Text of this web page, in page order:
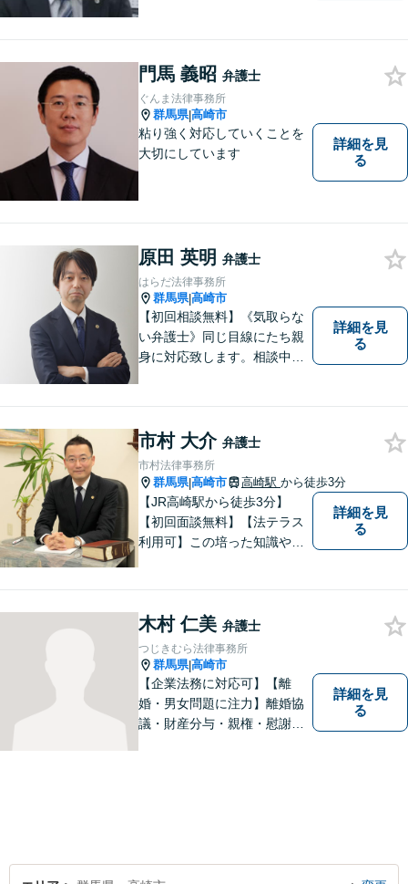
門馬 義昭 弁護士
ぐんま法律事務所
群馬県|高崎市
粘り強く対応していくことを
大切にしています
詳細を見
る
原田 英明 弁護士
はらだ法律事務所
群馬県|高崎市
【初回相談無料】《気取らな
い弁護士》同じ目線にたち親
身に対応致します。相談中も
い合わせください。
詳細を見
る
市村 大介 弁護士
市村法律事務所
群馬県|高崎市 高崎駅 から徒歩3分
【JR高崎駅から徒歩3分】
【初回面談無料】【法テラス
利用可】この培った知識や経
す。お気軽にご相談くださ
い。
詳細を見
る
木村 仁美 弁護士
つじきむら法律事務所
群馬県|高崎市
【企業法務に対応可】【離
婚・男女問題に注力】離婚協
議・財産分与・親権・慰謝料
詳細を見
る